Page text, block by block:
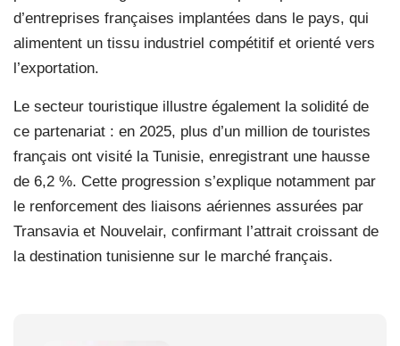
d’entreprises françaises implantées dans le pays, qui
alimentent un tissu industriel compétitif et orienté vers
l’exportation.
Le secteur touristique illustre également la solidité de
ce partenariat : en 2025, plus d’un million de touristes
français ont visité la Tunisie, enregistrant une hausse
de 6,2 %. Cette progression s’explique notamment par
le renforcement des liaisons aériennes assurées par
Transavia et Nouvelair, confirmant l’attrait croissant de
la destination tunisienne sur le marché français.